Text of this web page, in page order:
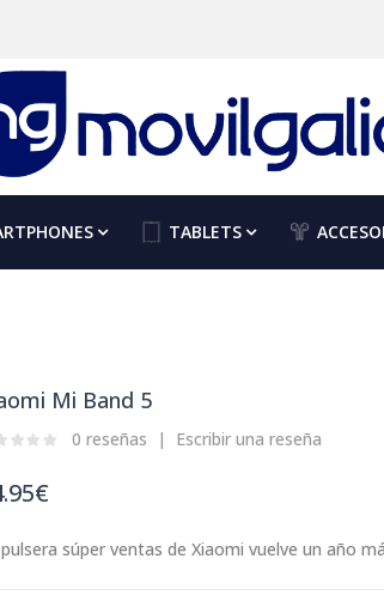
TABLETS
Mi Band 5
0 reseñas Escribir una reseña
súper ventas de Xiaomi vuelve un año